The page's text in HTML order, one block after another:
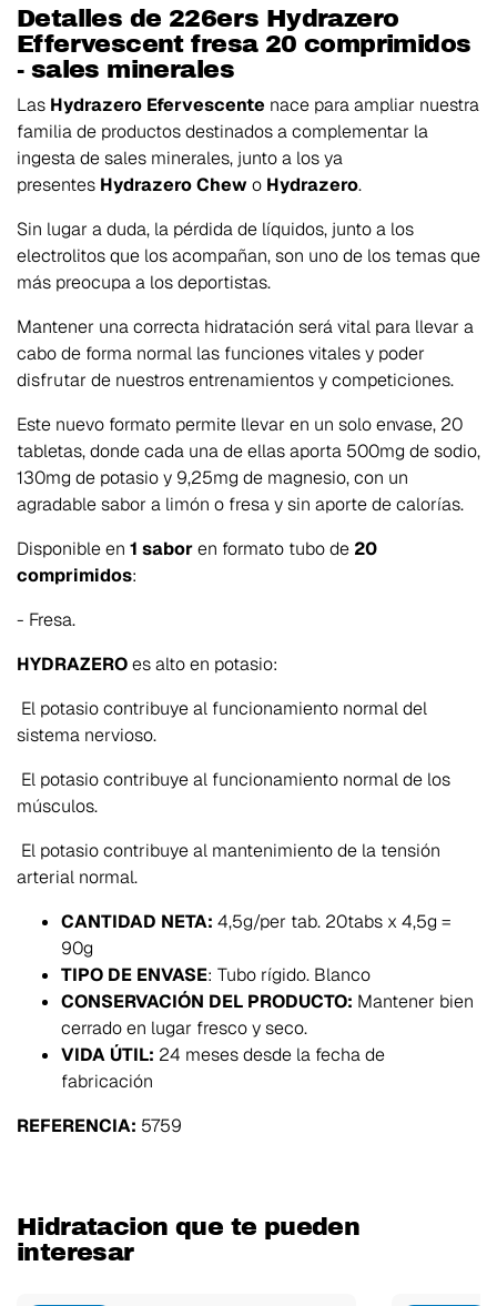
Detalles de 226ers Hydrazero
Effervescent fresa 20 comprimidos
- sales minerales
Las Hydrazero Efervescente nace para ampliar nuestra
familia de productos destinados a complementar la
ingesta de sales minerales, junto a los ya
presentes Hydrazero Chewo Hydrazero.
Sin lugar a duda, la pérdida de líquidos, junto a los
electrolitos que los acompañan, son uno de los temas que
más preocupa a los deportistas.
Mantener una correcta hidratación será vital para llevar a
cabo de forma normal las funciones vitales y poder
disfrutar de nuestros entrenamientos y competiciones.
Este nuevo formato permite llevar en un solo envase, 20
tabletas, donde cada una de ellas aporta 500mg de sodio,
130mg de potasio y 9,25mg de magnesio, con un
agradable sabor a limón o fresa y sin aporte de calorías.
Disponible en 1 saboren formato tubo de 20
comprimidos:
- Fresa.
HYDRAZEROes alto en potasio:
El potasio contribuye al funcionamiento normal del
sistema nervioso.
El potasio contribuye al funcionamiento normal de los
músculos.
El potasio contribuye al mantenimiento de la tensión
arterial normal.
CANTIDAD NETA: 4,5g/per tab. 20tabs x 4,5g =
90g
TIPO DE ENVASE: Tubo rígido. Blanco
CONSERVACIÓN DEL PRODUCTO: Mantener bien
cerrado en lugar fresco y seco.
VIDA ÚTIL: 24 meses desde la fecha de
fabricación
REFERENCIA: 5759
Hidratacion que te pueden
interesar